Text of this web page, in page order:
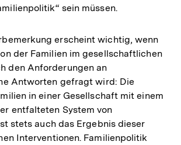
sein müssen.
erscheint wichtig, wenn
der Familien im gesellschaftlichen
den Anforderungen an
Antworten gefragt wird: Die
in einer Gesellschaft mit einem
entfalteten System von
stets auch das Ergebnis dieser
Interventionen. Familienpolitik